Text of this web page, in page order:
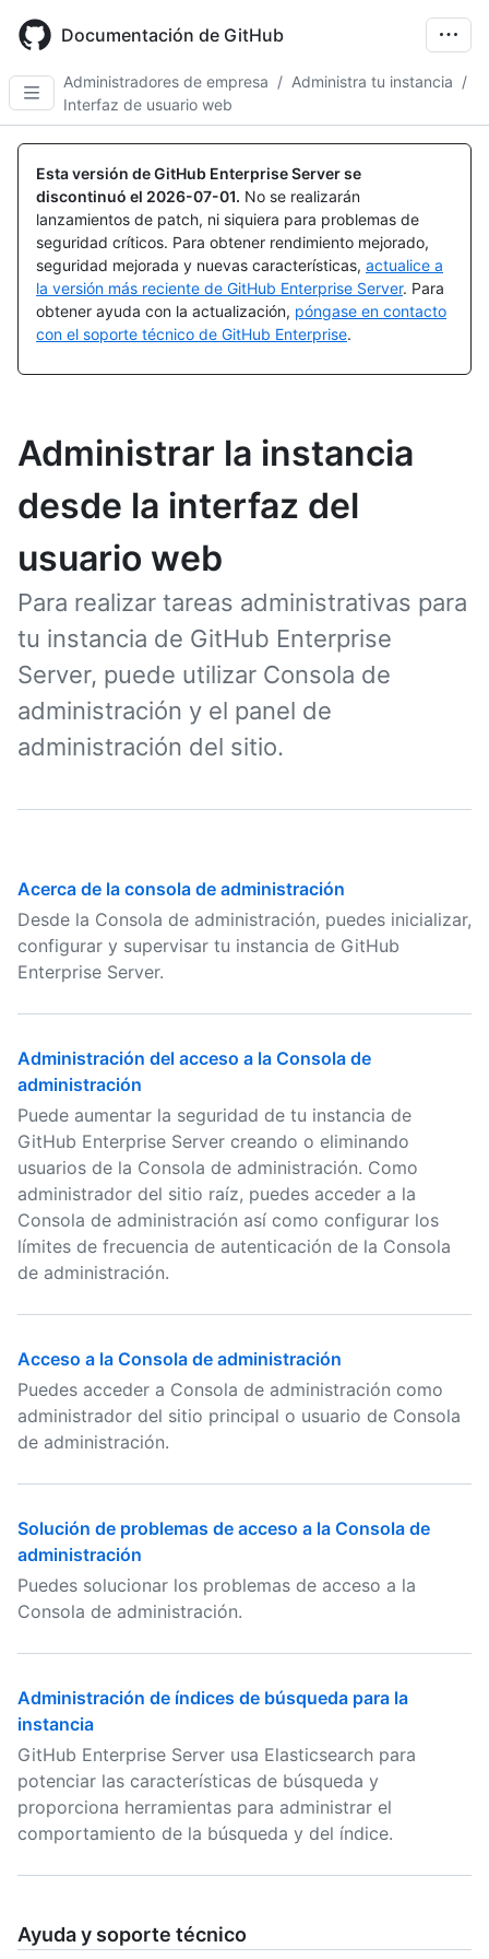
main
content
Documentación de GitHub
Administradores de empresa / Administra tu instancia /
Interfaz de usuario web
Esta versión de GitHub Enterprise Server se
discontinuó el 2026-07-01. No se realizarán
lanzamientos de patch, ni siquiera para problemas de
seguridad críticos. Para obtener rendimiento mejorado,
seguridad mejorada y nuevas características, actualice a
la versión más reciente de GitHub Enterprise Server. Para
obtener ayuda con la actualización, póngase en contacto
con el soporte técnico de GitHub Enterprise.
Administrar la instancia
desde la interfaz del
usuario web
Para realizar tareas administrativas para
tu instancia de GitHub Enterprise
Server, puede utilizar Consola de
administración y el panel de
administración del sitio.
Acerca de la consola de administración
Desde la Consola de administración, puedes inicializar,
configurar y supervisar tu instancia de GitHub
Enterprise Server.
Administración del acceso a la Consola de
administración
Puede aumentar la seguridad de tu instancia de
GitHub Enterprise Server creando o eliminando
usuarios de la Consola de administración. Como
administrador del sitio raíz, puedes acceder a la
Consola de administración así como configurar los
límites de frecuencia de autenticación de la Consola
de administración.
Acceso a la Consola de administración
Puedes acceder a Consola de administración como
administrador del sitio principal o usuario de Consola
de administración.
Solución de problemas de acceso a la Consola de
administración
Puedes solucionar los problemas de acceso a la
Consola de administración.
Administración de índices de búsqueda para la
instancia
GitHub Enterprise Server usa Elasticsearch para
potenciar las características de búsqueda y
proporciona herramientas para administrar el
comportamiento de la búsqueda y del índice.
Ayuda y soporte técnico